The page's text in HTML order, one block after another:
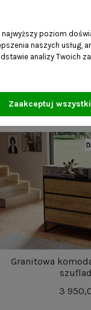
Okrągłe lustro Goa
Granitowa
3
poziom
naszych usług,
analizy Twoich
Zaakceptuj